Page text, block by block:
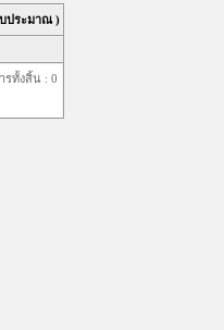
ประมาณ )
รทั้งสิ้น : 0